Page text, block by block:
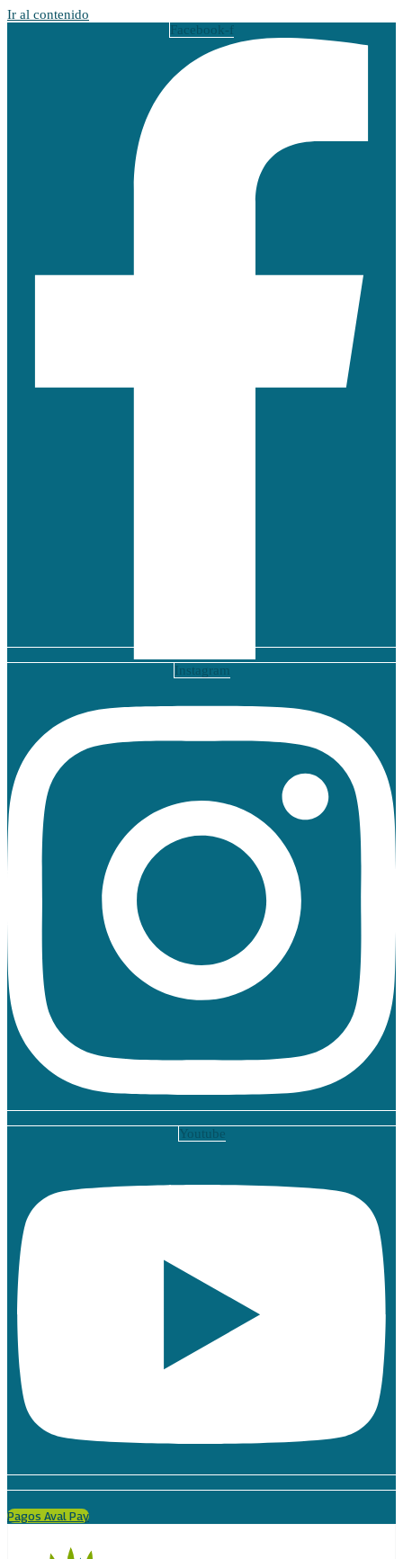
Ir al contenido
Facebook-f
Instagram
Youtube
Pagos Aval Pay